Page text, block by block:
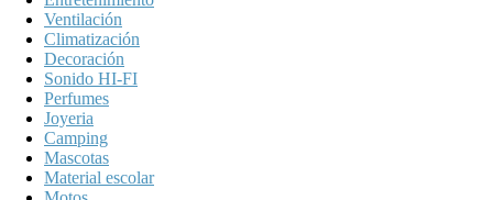
Ventilación
Climatización
Decoración
Sonido HI-FI
Perfumes
Joyeria
Camping
Mascotas
Material escolar